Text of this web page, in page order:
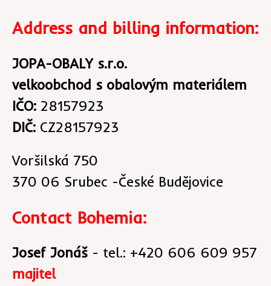
Address and billing information:
JOPA-OBALY s.r.o.
velkoobchod s obalovým materiálem
IČO: 28157923
DIČ: CZ28157923
Voršilská 750
370 06 Srubec -České Budějovice
Contact Bohemia:
Josef Jonáš - tel.: +420 606 609 957
majitel